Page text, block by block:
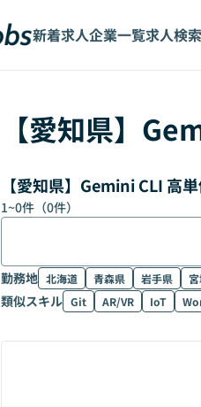
新着求人企業一覧求人検索
【愛知県】
【愛知県】Gemini CLI 高
1~0件（0件）
勤務地 北海道 青森県 岩手県
類似スキル Git AR/VR IoT